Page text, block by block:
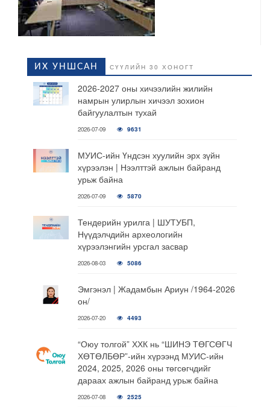
ИХ УНШСАН СҮҮЛИЙН 30 ХОНОГТ
2026-2027 оны хичээлийн жилийн
намрын улирлын хичээл зохион
байгуулалтын тухай
2026-07-09 9631
МУИС-ийн Үндсэн хуулийн эрх зүйн
хүрээлэн | Нээлттэй ажлын байранд
урьж байна
2026-07-09 5870
Тендерийн урилга | ШУТУБП,
Нүүдэлчдийн археологийн
хүрээлэнгийн урсгал засвар
2026-08-03 5086
Эмгэнэл | Жадамбын Ариун /1964-2026
он/
2026-07-20 4493
“Оюу толгой” ХХК нь “ШИНЭ ТӨГСӨГЧ
ХӨТӨЛБӨР”-ийн хүрээнд МУИС-ийн
2024, 2025, 2026 оны төгсөгчдийг
дараах ажлын байранд урьж байна
2026-07-08 2525